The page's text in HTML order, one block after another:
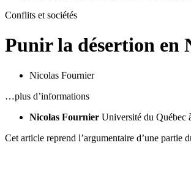
Conflits et sociétés
Punir la désertion en
Nicolas Fournier
…plus d’informations
Nicolas Fournier Université du Québec
Cet article reprend l’argumentaire d’une partie